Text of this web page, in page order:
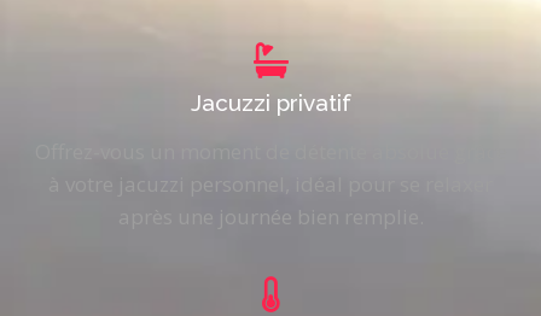
Jacuzzi privatif
après une journée bien remplie.